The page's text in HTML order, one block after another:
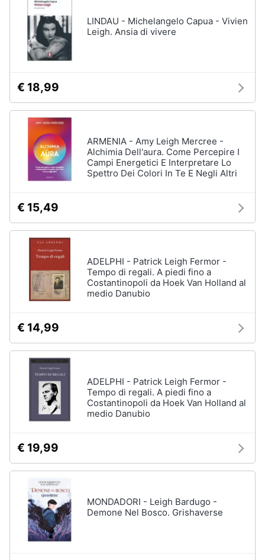
LINDAU - Michelangelo Capua - Vivien
Leigh. Ansia di vivere
€ 18,99
ARMENIA - Amy Leigh Mercree -
Alchimia Dell'aura. Come Percepire I
Campi Energetici E Interpretare Lo
Spettro Dei Colori In Te E Negli Altri
€ 15,49
ADELPHI - Patrick Leigh Fermor -
Tempo di regali. A piedi fino a
Costantinopoli da Hoek Van Holland al
medio Danubio
€ 14,99
ADELPHI - Patrick Leigh Fermor -
Tempo di regali. A piedi fino a
Costantinopoli da Hoek Van Holland al
medio Danubio
€ 19,99
MONDADORI - Leigh Bardugo -
Demone Nel Bosco. Grishaverse